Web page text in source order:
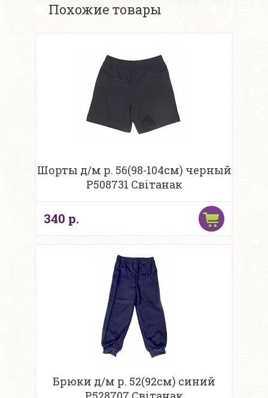
Похожие товары
Шорты д/м р. 56(98-104см) черный
Р508731 Свiтанак
340 р.
Брюки д/м р. 52(92см) синий